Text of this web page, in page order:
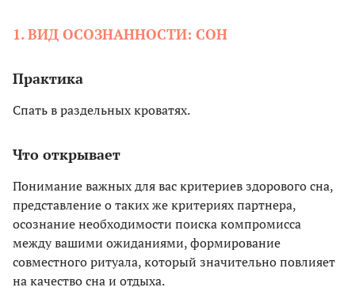
1. ВИД ОСОЗНАННОСТИ: СОН
Практика
Спать в раздельных кроватях.
Что открывает
Понимание важных для вас критериев здорового сна,
представление о таких же критериях партнера,
осознание необходимости поиска компромисса
между вашими ожиданиями, формирование
совместного ритуала, который значительно повлияет
на качество сна и отдыха.